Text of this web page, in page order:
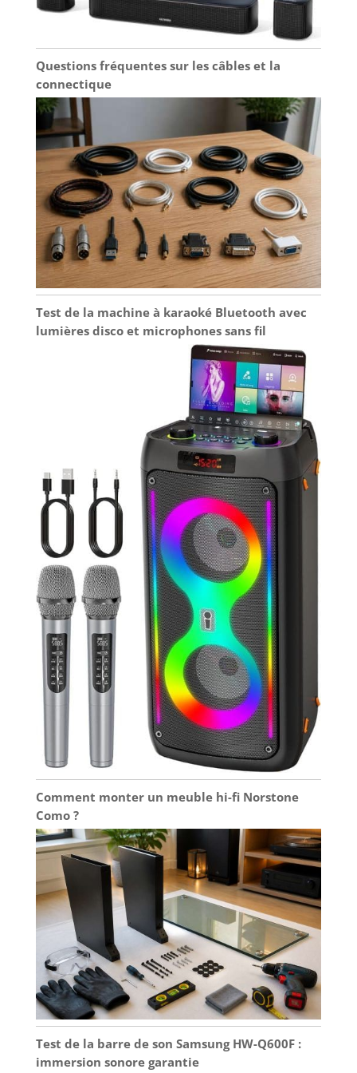
Questions fréquentes sur les câbles et la
connectique
Test de la machine à karaoké Bluetooth avec
lumières disco et microphones sans fil
Comment monter un meuble hi-fi Norstone
Como ?
Test de la barre de son Samsung HW-Q600F :
immersion sonore garantie